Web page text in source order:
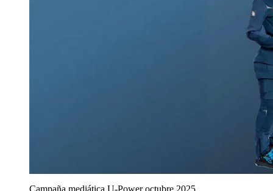
Campaña mediática U‑Power octubre 2025